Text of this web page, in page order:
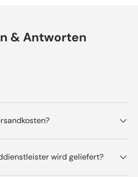
& Antworten
wird geliefert?